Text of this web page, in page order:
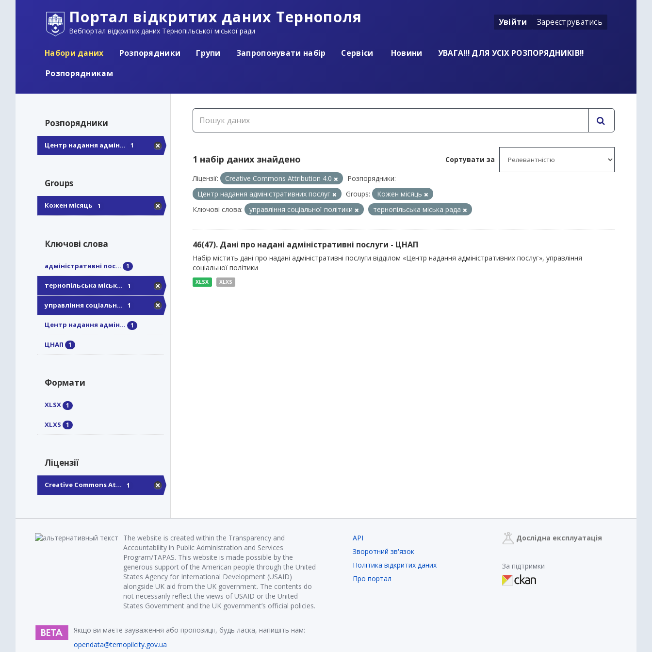
Портал відкритих даних Тернополя
Вебпортал відкритих даних Тернопільської міської ради
Увійти Зареєструватись
Набори даних Розпорядники Групи Запропонувати набір Сервіси Новини
УВАГА!!! ДЛЯ УСІХ РОЗПОРЯДНИКІВ!!
Розпорядникам
Розпорядники
Центр надання адмін... 1
Groups
Кожен місяць 1
Ключові слова
адміністративні пос... 1
тернопільська міськ... 1
управління соціальн... 1
Центр надання адмін... 1
ЦНАП 1
Формати
XLSX 1
XLXS 1
Ліцензії
Creative Commons At... 1
Сортувати за
1 набір даних знайдено
Ліцензії: Creative Commons Attribution 4.0
Розпорядники:
Центр надання адміністративних послуг
Groups:
Кожен місяць
Ключові слова:
управління соціальної політики тернопільська міська рада
46(47). Дані про надані адміністративні послуги - ЦНАП
Набір містить дані про надані адміністративні послуги відділом «Центр надання адміністративних послуг», управління
соціальної політики
XLSX XLXS
The website is created within the Transparency and
Accountability in Public Administration and Services
Program/TAPAS. This website is made possible by the
generous support of the American people through the United
States Agency for International Development (USAID)
alongside UK aid from the UK government. The contents do
not necessarily reflect the views of USAID or the United
States Government and the UK government’s official policies.
Якщо ви маєте зауваження або пропозиції, будь ласка, напишіть нам:
opendata@ternopilcity.gov.ua
API
Зворотний зв'язок
Політика відкритих даних
Про портал
Дослідна експлуатація
За підтримки